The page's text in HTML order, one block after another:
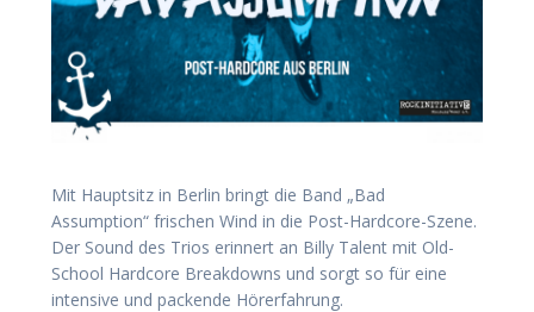
Mit Hauptsitz in Berlin bringt die Band „Bad
Assumption“ frischen Wind in die Post-Hardcore-Szene.
Der Sound des Trios erinnert an Billy Talent mit Old-
School Hardcore Breakdowns und sorgt so für eine
intensive und packende Hörerfahrung.